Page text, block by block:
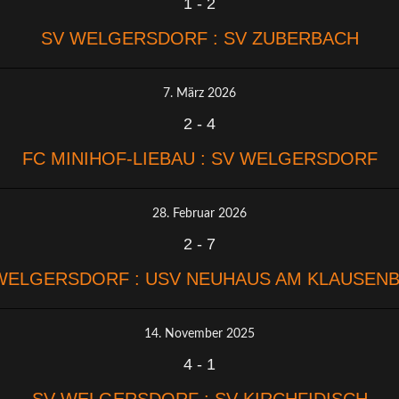
SV WELGERSDORF : SV ZUBERBACH
7. März 2026
2 - 4
FC MINIHOF-LIEBAU : SV WELGERSDORF
28. Februar 2026
2 - 7
: USV NEUHAUS AM
14. November 2025
4 - 1